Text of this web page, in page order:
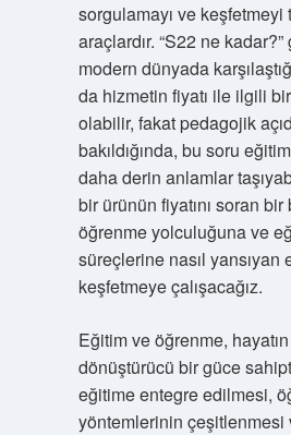
sorgulamayı ve keşfetmeyi
araçlardır. “S22 ne
modern dünyada
da hizmetin fiyatı ile ilgili
olabilir, fakat pedagojik
bakıldığında, bu soru
daha derin anlamlar
bir ürünün fiyatını soran bir
öğrenme yolculuğuna ve
süreçlerine nasıl yansıyan
keşfetmeye çalışacağız.
Eğitim ve öğrenme,
dönüştürücü bir güce
eğitime entegre edilmesi,
yöntemlerinin çeşitlenmesi